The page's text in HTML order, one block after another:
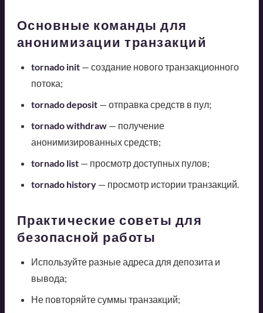
Основные команды для
анонимизации транзакций
tornado init— создание нового транзакционного
потока;
tornado deposit— отправка средств в пул;
tornado withdraw— получение
анонимизированных средств;
tornado list— просмотр доступных пулов;
tornado history— просмотр истории транзакций.
Практические советы для
безопасной работы
Используйте разные адреса для депозита и
вывода;
Не повторяйте суммы транзакций;